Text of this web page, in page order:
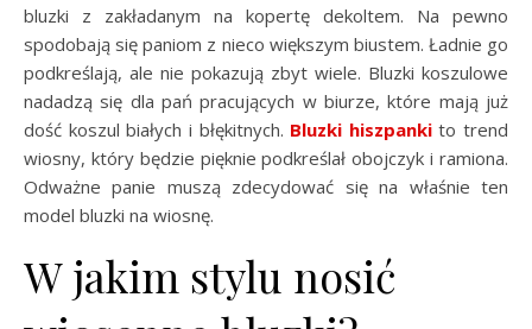
bluzki z zakładanym na kopertę dekoltem. Na pewno
spodobają się paniom z nieco większym biustem. Ładnie go
podkreślają, ale nie pokazują zbyt wiele. Bluzki koszulowe
nadadzą się dla pań pracujących w biurze, które mają już
dość koszul białych i błękitnych. Bluzki hiszpankito trend
wiosny, który będzie pięknie podkreślał obojczyk i ramiona.
Odważne panie muszą zdecydować się na właśnie ten
model bluzki na wiosnę.
W jakim stylu nosić